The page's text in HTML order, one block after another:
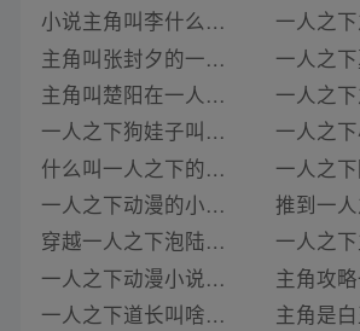
小说主角叫李什么的一人之下
主角叫张封夕的一人之下小说
主角叫楚阳在一人之下的小说有哪些
一人之下狗娃子叫主角哥的小说免费阅读
什么叫一人之下的小说
一人之下动漫的小说叫啥
穿越一人之下泡陆玲珑的小说
一人之下动漫小说叫啥
一人之下道长叫啥小说名字
一人之